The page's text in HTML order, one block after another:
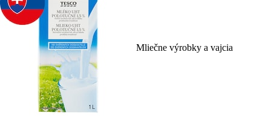
Mliečne výrobky a vajcia